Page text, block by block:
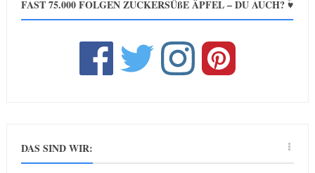
FAST 75.000 FOLGEN ZUCKERSÜßE ÄPFEL – DU AUCH? ♥
DAS SIND WIR: